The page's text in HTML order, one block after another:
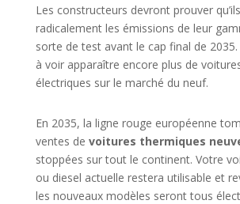
Les constructeurs devront prouver
radicalement les émissions de leur
sorte de test avant le cap final de
à voir apparaître encore plus de
électriques sur le marché du neuf.
En 2035, la ligne rouge européenne
ventes de voitures thermiques
stoppées sur tout le continent. Votre
ou diesel actuelle restera utilisable et
les nouveaux modèles seront tous